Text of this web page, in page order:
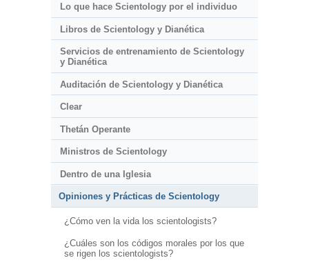
Lo que hace Scientology por el individuo
Libros de Scientology y Dianética
Servicios de entrenamiento de Scientology
y Dianética
Auditación de Scientology y Dianética
Clear
Thetán Operante
Ministros de Scientology
Dentro de una Iglesia
Opiniones y Prácticas de Scientology
¿Cómo ven la vida los scientologists?
¿Cuáles son los códigos morales por los que
se rigen los scientologists?